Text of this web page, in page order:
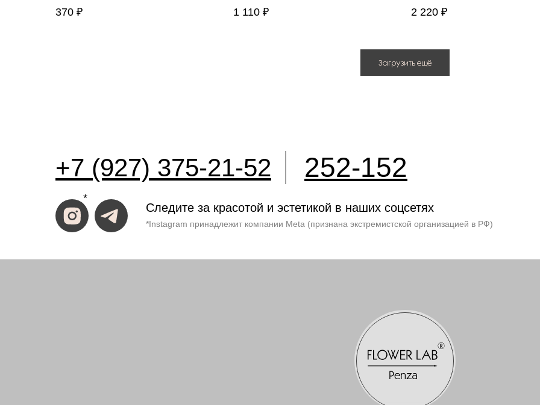
370 ₽
1 110 ₽
2 220 ₽
Загрузить ещё
Следите за красотой и эстетикой в наших соцсетях
*Instagram принадлежит компании Meta (признана экстремистской организацией в РФ)
*
+7 (927) 375-21-52 252-152